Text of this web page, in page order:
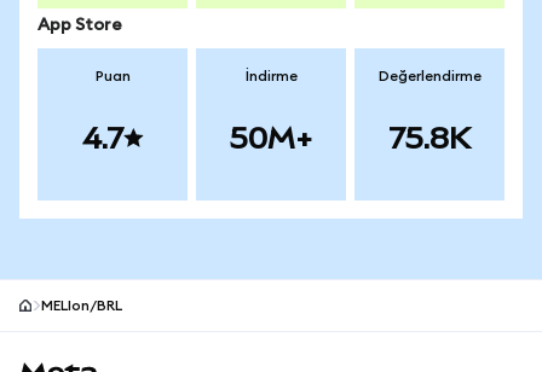
App Store
Puan
4.7
İndirme
50M+
Değerlendirme
75.8K
MELIon/BRL